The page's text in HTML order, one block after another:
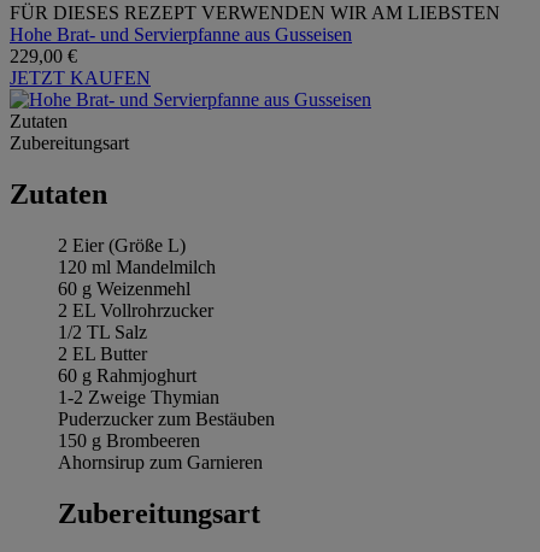
FÜR DIESES REZEPT VERWENDEN WIR AM LIEBSTEN
Hohe Brat- und Servierpfanne aus Gusseisen
229,00 €
JETZT KAUFEN
Zutaten
Zubereitungsart
Zutaten
2 Eier (Größe L)
120 ml Mandelmilch
60 g Weizenmehl
2 EL Vollrohrzucker
1/2 TL Salz
2 EL Butter
60 g Rahmjoghurt
1-2 Zweige Thymian
Puderzucker zum Bestäuben
150 g Brombeeren
Ahornsirup zum Garnieren
Zubereitungsart